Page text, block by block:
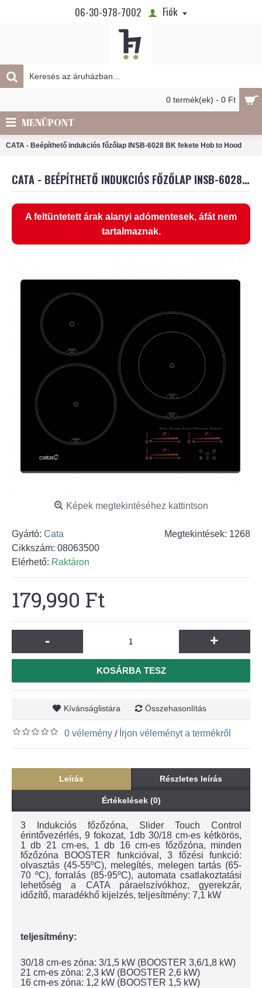
06-30-978-7002 Fiók
0 termék(ek) - 0 Ft
MENÜPONT
CATA - Beépíthető indukciós főzőlap INSB-6028 BK fekete Hob to Hood
CATA - BEÉPÍTHETŐ INDUKCIÓS FŐZŐLAP INSB-6028 BK FEKETE HOB TO HOOD
A feltüntetett árak alanyi adómentesek, áfát nem
tartalmaznak.
Képek megtekintéséhez kattintson
Megtekintések: 1268
Gyártó: Cata
Cikkszám: 08063500
Elérhető: Raktáron
179,990 Ft
- +
KOSÁRBA TESZ
Kívánságlistára Összehasonlítás
0 vélemény / Írjon véleményt a termékről
Leírás Részletes leírás
Értékelések (0)
3 Indukciós főzőzóna, Slider Touch Control
érintővezérlés, 9 fokozat, 1db 30/18 cm-es kétkörös,
1 db 21 cm-es, 1 db 16 cm-es főzőzóna, minden
főzőzóna BOOSTER funkcióval, 3 főzési funkció:
olvasztás (45-55ºC), melegítés, melegen tartás (65-
70 ºC), forralás (85-95ºC), automata csatlakoztatási
lehetőség a CATA páraelszívókhoz, gyerekzár,
időzítő, maradékhő kijelzés, teljesítmény: 7,1 kW
teljesítmény:
30/18 cm-es zóna: 3/1,5 kW (BOOSTER 3,6/1,8 kW)
21 cm-es zóna: 2,3 kW (BOOSTER 2,6 kW)
16 cm-es zóna: 1,2 kW (BOOSTER 1,5 kW)